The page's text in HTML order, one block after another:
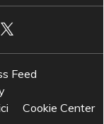
Feed
Cookie Center